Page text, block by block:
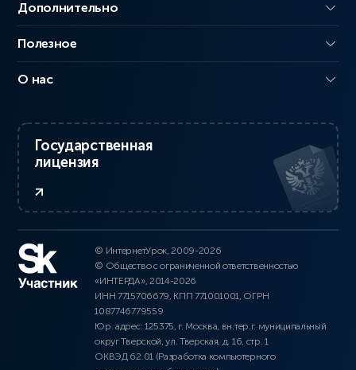
Дополнительно
Полезное
О нас
Государственная
лицензия
© ИнтернетУрок, 2009-2026
© Общество с ограниченной ответственностью
«ИНТЕРДА», 2014-2026
ИНН 7715706679, КПП 771001001, ОГРН
1087746779559
Юр. адрес: 125375, г. Москва, вн.тер.г. муниципальный
округ Тверской, ул. Тверская, д. 16, стр. 1
ОКВЭД 62.01 (Разработка компьютерного